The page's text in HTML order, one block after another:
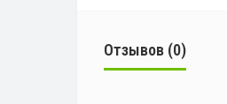
Отзывов (0)